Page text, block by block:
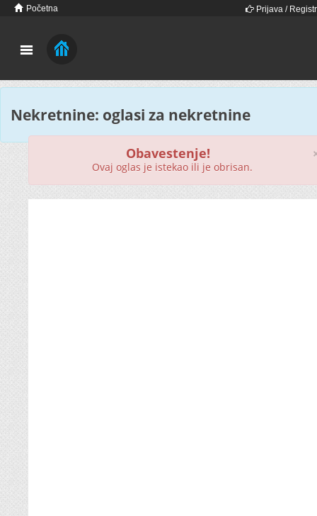
Početna Prijava /
Nekretnine: oglasi za nekretnine
Obavestenje!
Ovaj oglas je istekao ili je obrisan.